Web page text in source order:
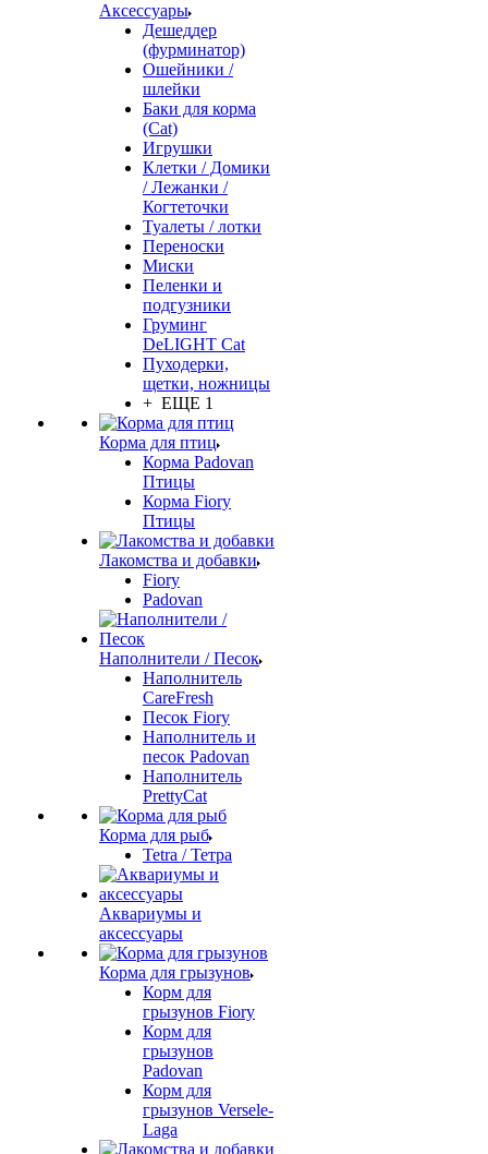
Аксессуары
Дешеддер
(фурминатор)
Ошейники /
шлейки
Баки для корма
(Cat)
Игрушки
Клетки / Домики
/ Лежанки /
Когтеточки
Туалеты / лотки
Переноски
Миски
Пеленки и
подгузники
Груминг
DeLIGHT Cat
Пуходерки,
щетки, ножницы
+ ЕЩЕ 1
Корма для птиц
Корма Padovan
Птицы
Корма Fiory
Птицы
Лакомства и добавки
Fiory
Padovan
Наполнители / Песок
Наполнитель
CareFresh
Песок Fiory
Наполнитель и
песок Padovan
Наполнитель
PrettyCat
Корма для рыб
Tetra / Тетра
Аквариумы и
аксессуары
Корма для грызунов
Корм для
грызунов Fiory
Корм для
грызунов
Padovan
Корм для
грызунов Versele-
Laga